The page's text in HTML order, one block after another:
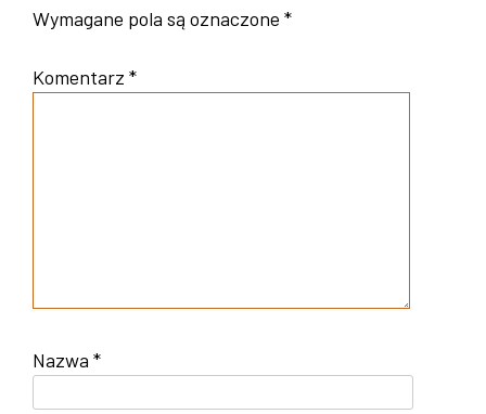
Wymagane pola są oznaczone *
Komentarz *
Nazwa *